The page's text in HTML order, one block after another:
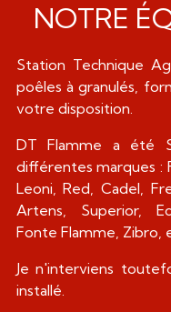
NOTRE
Station Technique
poêles à granulés,
votre disposition.
DT Flamme a été
différentes marques :
Leoni, Red, Cadel,
Artens, Superior,
Fonte Flamme, Zibro,
Je n'interviens
installé.